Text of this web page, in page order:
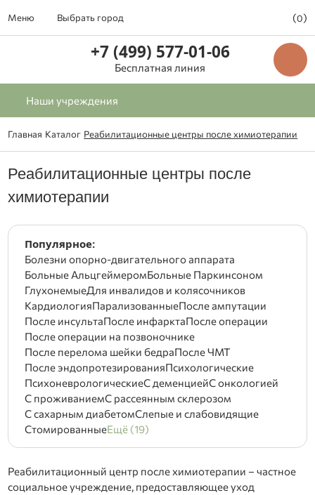
Меню Выбрать город (0)
+7 (499) 577-01-06
Бесплатная линия
Наши учреждения
Главная Каталог Реабилитационные центры после химиотерапии
Реабилитационные центры после
химиотерапии
Популярное:
Болезни опорно-двигательного аппарата
Больные АльцгеймеромБольные Паркинсоном
ГлухонемыеДля инвалидов и колясочников
КардиологияПарализованныеПосле ампутации
После инсультаПосле инфарктаПосле операции
После операции на позвоночнике
После перелома шейки бедраПосле ЧМТ
После эндопротезированияПсихологические
ПсихоневрологическиеС деменциейС онкологией
С проживаниемС рассеянным склерозом
С сахарным диабетомСлепые и слабовидящие
СтомированныеЕщё (19)
Реабилитационный центр после химиотерапии – частное
социальное учреждение, предоставляющее уход